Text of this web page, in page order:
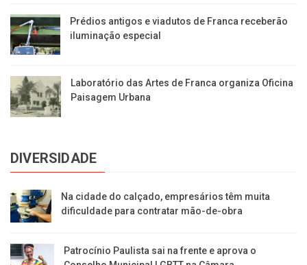
Prédios antigos e viadutos de Franca receberão
iluminação especial
Laboratório das Artes de Franca organiza Oficina
Paisagem Urbana
DIVERSIDADE
Na cidade do calçado, empresários têm muita
dificuldade para contratar mão-de-obra
Patrocínio Paulista sai na frente e aprova o